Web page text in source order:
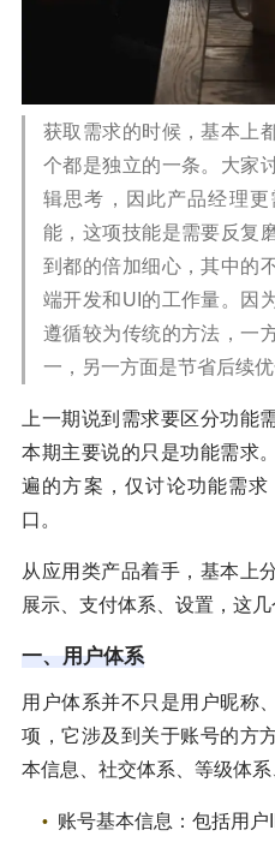
获取需求的时候，基本上
个都是独立的一条。大家
辑思考，因此产品经理
能，这项技能是需要反复
到都的倍加细心，其中的
端开发和UI的工作量。因
遵循较为传统的方法，一
一，另一方面是节省后续优
上一期说到需求要区分功能
本期主要说的只是功能需求
遍的方案，仅讨论功能需
口。
从应用类产品着手，基本上
展示、支付体系、设置，这几
一、用户体系
用户体系并不只是用户昵称
项，它涉及到关于账号的方
本信息、社交体系、等级体系
账号基本信息：包括用